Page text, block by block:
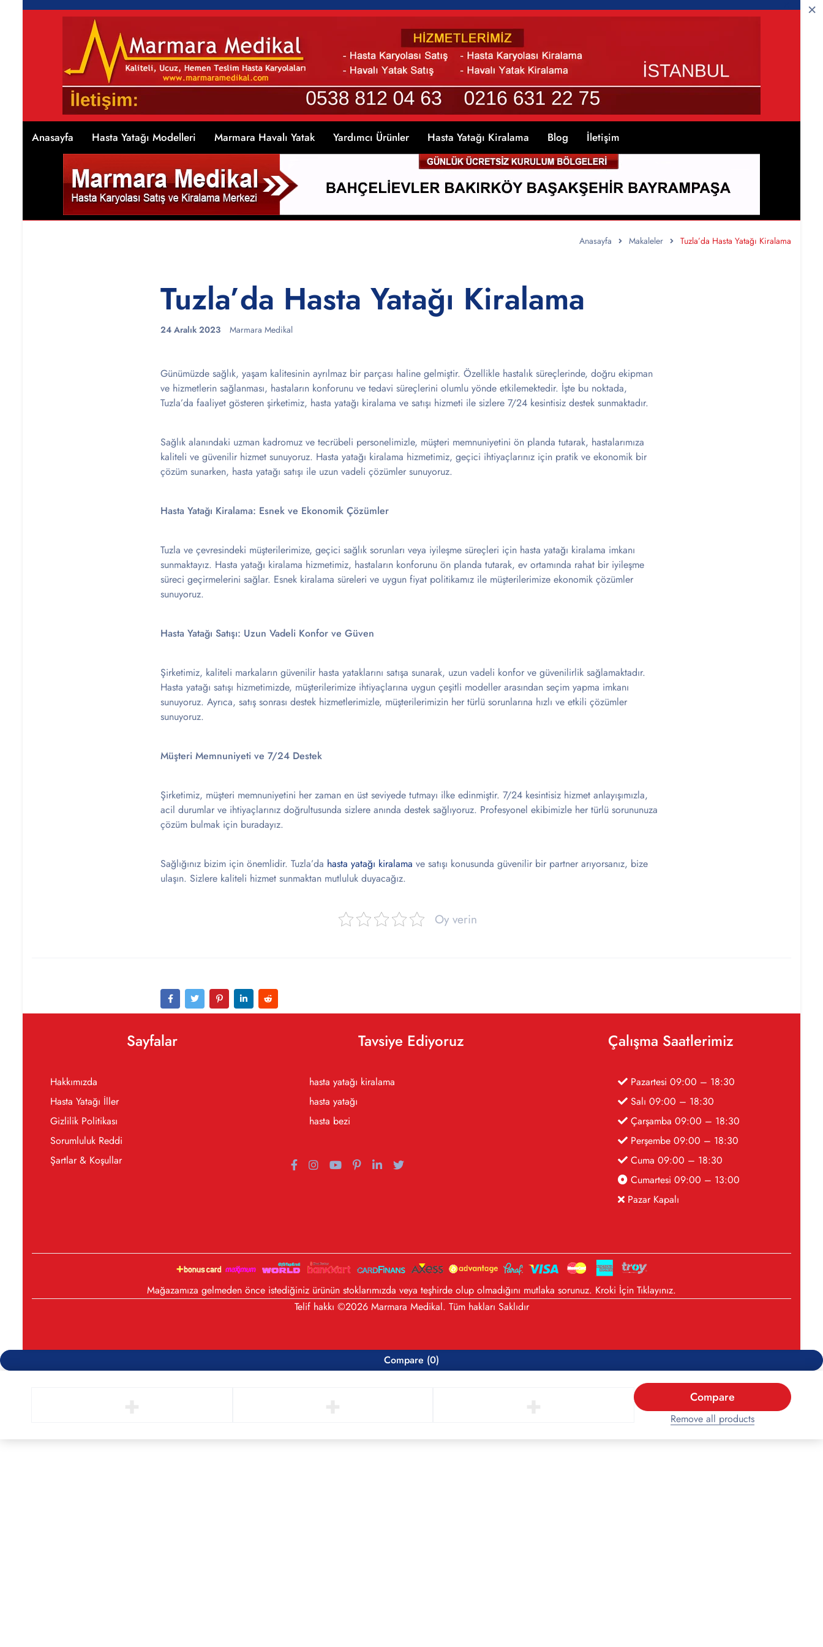
Anasayfa Hasta Yatağı Modelleri Marmara Havalı Yatak Yardımcı Ürünler Hasta Yatağı Kiralama Blog İletişim
Anasayfa Makaleler Tuzla’da Hasta Yatağı Kiralama
Tuzla’da Hasta Yatağı Kiralama
24 Aralık 2023 Marmara Medikal
Günümüzde sağlık, yaşam kalitesinin ayrılmaz bir parçası haline gelmiştir. Özellikle hastalık süreçlerinde, doğru ekipman
ve hizmetlerin sağlanması, hastaların konforunu ve tedavi süreçlerini olumlu yönde etkilemektedir. İşte bu noktada,
Tuzla’da faaliyet gösteren şirketimiz, hasta yatağı kiralama ve satışı hizmeti ile sizlere 7/24 kesintisiz destek sunmaktadır.
Sağlık alanındaki uzman kadromuz ve tecrübeli personelimizle, müşteri memnuniyetini ön planda tutarak, hastalarımıza
kaliteli ve güvenilir hizmet sunuyoruz. Hasta yatağı kiralama hizmetimiz, geçici ihtiyaçlarınız için pratik ve ekonomik bir
çözüm sunarken, hasta yatağı satışı ile uzun vadeli çözümler sunuyoruz.
Hasta Yatağı Kiralama: Esnek ve Ekonomik Çözümler
Tuzla ve çevresindeki müşterilerimize, geçici sağlık sorunları veya iyileşme süreçleri için hasta yatağı kiralama imkanı
sunmaktayız. Hasta yatağı kiralama hizmetimiz, hastaların konforunu ön planda tutarak, ev ortamında rahat bir iyileşme
süreci geçirmelerini sağlar. Esnek kiralama süreleri ve uygun fiyat politikamız ile müşterilerimize ekonomik çözümler
sunuyoruz.
Hasta Yatağı Satışı: Uzun Vadeli Konfor ve Güven
Şirketimiz, kaliteli markaların güvenilir hasta yataklarını satışa sunarak, uzun vadeli konfor ve güvenilirlik sağlamaktadır.
Hasta yatağı satışı hizmetimizde, müşterilerimize ihtiyaçlarına uygun çeşitli modeller arasından seçim yapma imkanı
sunuyoruz. Ayrıca, satış sonrası destek hizmetlerimizle, müşterilerimizin her türlü sorunlarına hızlı ve etkili çözümler
sunuyoruz.
Müşteri Memnuniyeti ve 7/24 Destek
Şirketimiz, müşteri memnuniyetini her zaman en üst seviyede tutmayı ilke edinmiştir. 7/24 kesintisiz hizmet anlayışımızla,
acil durumlar ve ihtiyaçlarınız doğrultusunda sizlere anında destek sağlıyoruz. Profesyonel ekibimizle her türlü sorununuza
çözüm bulmak için buradayız.
Sağlığınız bizim için önemlidir. Tuzla’da hasta yatağı kiralama ve satışı konusunda güvenilir bir partner arıyorsanız, bize
ulaşın. Sizlere kaliteli hizmet sunmaktan mutluluk duyacağız.
Oy verin
Sayfalar
Hakkımızda
Hasta Yatağı İller
Gizlilik Politikası
Sorumluluk Reddi
Şartlar & Koşullar
Tavsiye Ediyoruz
hasta yatağı kiralama
hasta yatağı
hasta bezi
Çalışma Saatlerimiz
Pazartesi 09:00 – 18:30
Salı 09:00 – 18:30
Çarşamba 09:00 – 18:30
Perşembe 09:00 – 18:30
Cuma 09:00 – 18:30
Cumartesi 09:00 – 13:00
Pazar Kapalı
Mağazamıza gelmeden önce istediğiniz ürünün stoklarımızda veya teşhirde olup olmadığını mutlaka sorunuz. Kroki İçin Tıklayınız.
Telif hakkı ©2026 Marmara Medikal. Tüm hakları Saklıdır
Compare (0)
Compare
Remove all products